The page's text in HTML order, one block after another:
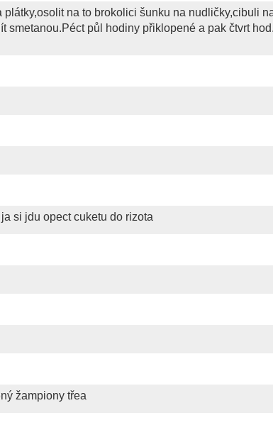
na to brokolici šunku na nudličky,cibuli
smetanou.Péct půl hodiny přiklopené a pak čtvrt
si jdu opect cuketu do rizota
žampiony třea